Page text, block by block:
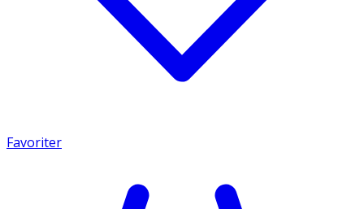
Favoriter